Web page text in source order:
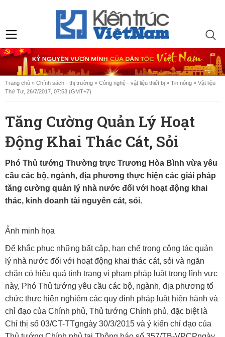
Trang chủ » Chính sách - thị trường » Công nghệ - vật liệu thiết bị » Tin nóng » Vật liệu
Thứ Tư, 26/7/2017, 07:53 (GMT+7)
Tăng Cường Quản Lý Hoạt
Động Khai Thác Cát, Sỏi
Phó Thủ tướng Thường trực Trương Hòa Bình vừa yêu
cầu các bộ, ngành, địa phương thực hiện các giải pháp
tăng cường quản lý nhà nước đối với hoạt động khai
thác, kinh doanh tài nguyên cát, sỏi.
Ảnh minh họa
Để khắc phục những bất cập, hạn chế trong công tác quản
lý nhà nước đối với hoạt động khai thác cát, sỏi và ngăn
chặn có hiệu quả tình trạng vi phạm pháp luật trong lĩnh vực
này, Phó Thủ tướng yêu cầu các bộ, ngành, địa phương tổ
chức thực hiện nghiêm các quy định pháp luật hiện hành và
chỉ đạo của Chính phủ, Thủ tướng Chính phủ, đặc biệt là
Chỉ thị số 03/CT-TTgngày 30/3/2015 và ý kiến chỉ đạo của